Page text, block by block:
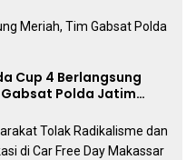
Senjata Api
Cup 4 Berlangsung
Gabsat Polda Jatim